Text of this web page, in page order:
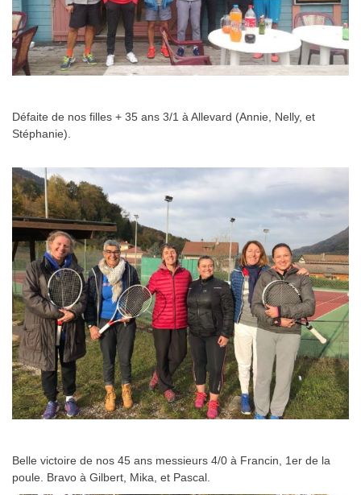
Défaite de nos filles + 35 ans 3/1 à Allevard (Annie, Nelly, et
Stéphanie).
Belle victoire de nos 45 ans messieurs 4/0 à Francin, 1er de la
poule. Bravo à Gilbert, Mika, et Pascal.